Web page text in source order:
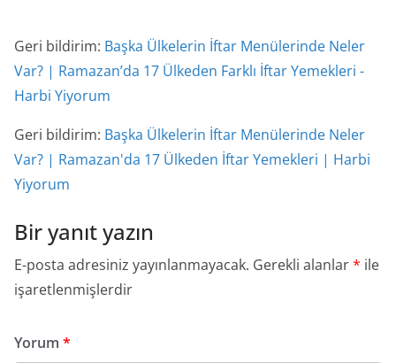
Geri bildirim: Başka Ülkelerin İftar Menülerinde Neler
Var? | Ramazan’da 17 Ülkeden Farklı İftar Yemekleri -
Harbi Yiyorum
Geri bildirim: Başka Ülkelerin İftar Menülerinde Neler
Var? | Ramazan'da 17 Ülkeden İftar Yemekleri | Harbi
Yiyorum
Bir yanıt yazın
E-posta adresiniz yayınlanmayacak. Gerekli alanlar* ile
işaretlenmişlerdir
Yorum *